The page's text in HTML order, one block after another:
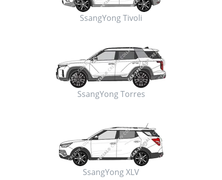
SsangYong Tivoli
SsangYong Torres
SsangYong XLV